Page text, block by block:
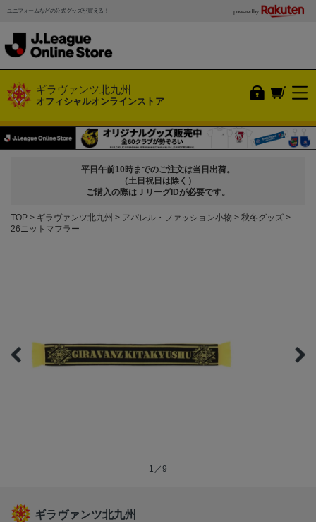
ユニフォームなどの公式グッズが買える！ powered by
ギラヴァンツ北九州
オフィシャルオンラインストア
平日午前10時までのご注文は当日出荷。
（土日祝日は除く）
ご購入の際はＪリーグIDが必要です。
TOP ギラヴァンツ北九州 アパレル・ファッション小物
秋冬グッズ
26ニットマフラー
1／9
ギラヴァンツ北九州